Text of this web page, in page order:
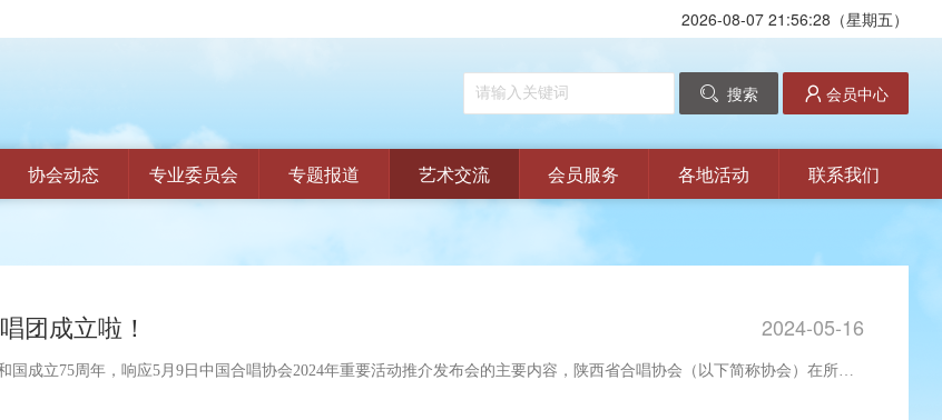
2026-08-07 21:56:28（星期五）
搜索 会员中心
协会动态 专业委员会 专题报道 艺术交流 会员服务 各地活动 联系我们
团成立啦！ 2024-05-16
国成立75周年，响应5月9日中国合唱协会2024年重要活动推介发布会的主要内容，陕西省合唱协会（以下简称协会）在所属
的演唱能力强、作风优良的优秀团员，组成“百人合唱团”，并于今日召开成立大会。